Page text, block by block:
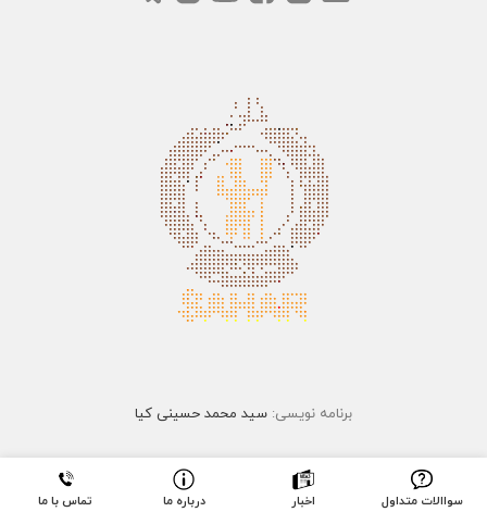
برنامه نویسی:سید محمد حسینی کیا
سواالات متداول اخبار درباره ما تماس با ما